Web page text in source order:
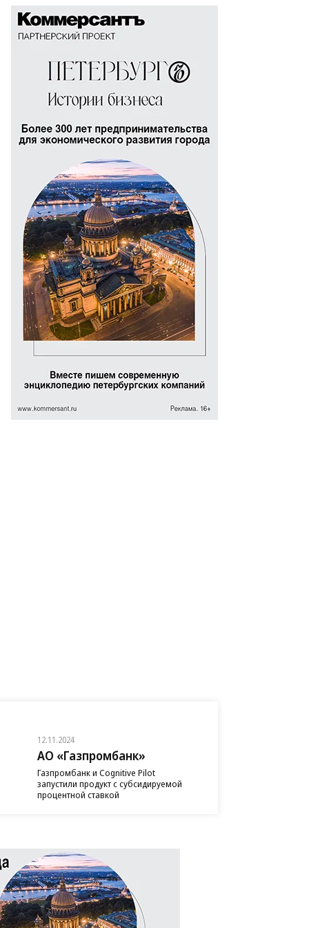
12.11.2024
АО «Газпромбанк»
Газпромбанк и Cognitive Pilot
запустили продукт с субсидируемой
процентной ставкой